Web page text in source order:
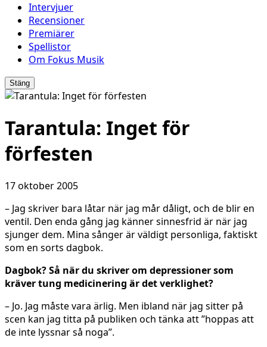
Intervjuer
Recensioner
Premiärer
Spellistor
Om Fokus Musik
Stäng
Tarantula: Inget för
förfesten
17 oktober 2005
– Jag skriver bara låtar när jag mår dåligt, och de blir en
ventil. Den enda gång jag känner sinnesfrid är när jag
sjunger dem. Mina sånger är väldigt personliga, faktiskt
som en sorts dagbok.
Dagbok? Så när du skriver om depressioner som
kräver tung medicinering är det verklighet?
– Jo. Jag måste vara ärlig. Men ibland när jag sitter på
scen kan jag titta på publiken och tänka att ”hoppas att
de inte lyssnar så noga”.